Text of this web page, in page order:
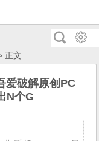
正文
爱破解原创PC
N个G